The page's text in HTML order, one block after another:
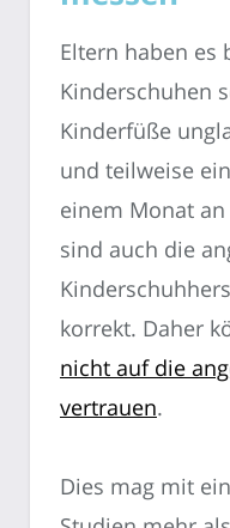
Eltern haben es
Kinderschuhen
Kinderfüße
und teilweise
einem Monat an
sind auch die
korrekt. Daher
nicht auf die
vertrauen.
Dies mag mit